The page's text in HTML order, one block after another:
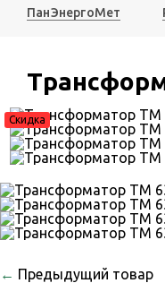
ПанЭнергоМет
Скидка
← Предыдущий товар